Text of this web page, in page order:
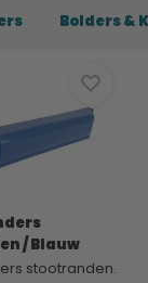
Bolders &
/ Blauw
stootranden.